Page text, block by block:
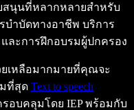
สนุนที่หลากหลายสำหรับ
บำบัดทางอาชีพ บริการ
ละการฝึกอบรมผู้ปกครอง
เหลือมากมายที่คุณจะ
ที่สุด Text to speech
รอบคลุมโดย IEP พร้อมกับ